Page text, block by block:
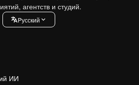
агентств и студий.
Pусский
ИИ